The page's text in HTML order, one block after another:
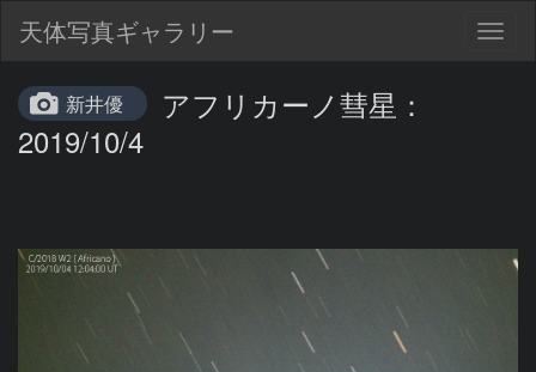
天体写真ギャラリー
新井優
アフリカーノ彗星：
2019/10/4